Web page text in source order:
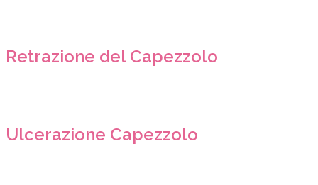
Retrazione del Capezzolo
Ulcerazione Capezzolo